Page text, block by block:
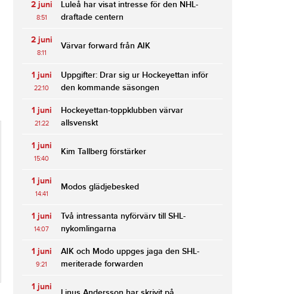
2 juni
8:51
Luleå har visat intresse för den NHL-
draftade centern
2 juni
8:11
Värvar forward från AIK
1 juni
22:10
Uppgifter: Drar sig ur Hockeyettan inför
den kommande säsongen
1 juni
21:22
Hockeyettan-toppklubben värvar
allsvenskt
1 juni
15:40
Kim Tallberg förstärker
1 juni
14:41
Modos glädjebesked
1 juni
14:07
Två intressanta nyförvärv till SHL-
nykomlingarna
1 juni
9:21
AIK och Modo uppges jaga den SHL-
meriterade forwarden
1 juni